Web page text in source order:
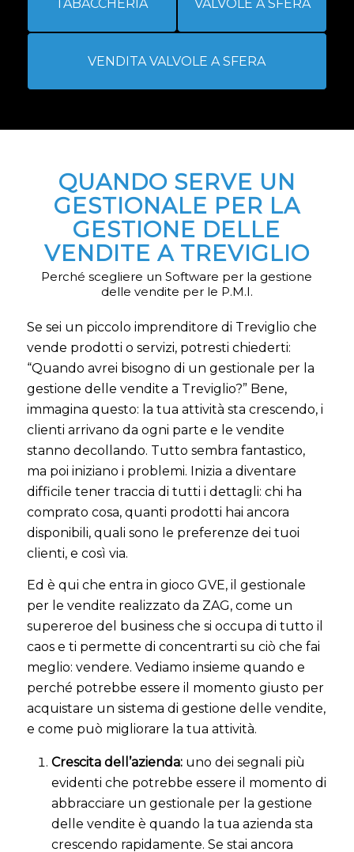
TABACCHERIA VALVOLE A SFERA
VENDITA VALVOLE A SFERA
QUANDO SERVE UN
GESTIONALE PER LA
GESTIONE DELLE
VENDITE A TREVIGLIO
Perché scegliere un Software per la gestione
delle vendite per le P.M.I.
Se sei un piccolo imprenditore di Treviglio che
vende prodotti o servizi, potresti chiederti:
“Quando avrei bisogno di un gestionale per la
gestione delle vendite a Treviglio?” Bene,
immagina questo: la tua attività sta crescendo, i
clienti arrivano da ogni parte e le vendite
stanno decollando. Tutto sembra fantastico,
ma poi iniziano i problemi. Inizia a diventare
difficile tener traccia di tutti i dettagli: chi ha
comprato cosa, quanti prodotti hai ancora
disponibili, quali sono le preferenze dei tuoi
clienti, e così via.
Ed è qui che entra in gioco GVE, il gestionale
per le vendite realizzato da ZAG, come un
supereroe del business che si occupa di tutto il
caos e ti permette di concentrarti su ciò che fai
meglio: vendere. Vediamo insieme quando e
perché potrebbe essere il momento giusto per
acquistare un sistema di gestione delle vendite,
e come può migliorare la tua attività.
Crescita dell’azienda: uno dei segnali più
evidenti che potrebbe essere il momento di
abbracciare un gestionale per la gestione
delle vendite è quando la tua azienda sta
crescendo rapidamente. Se stai ancora